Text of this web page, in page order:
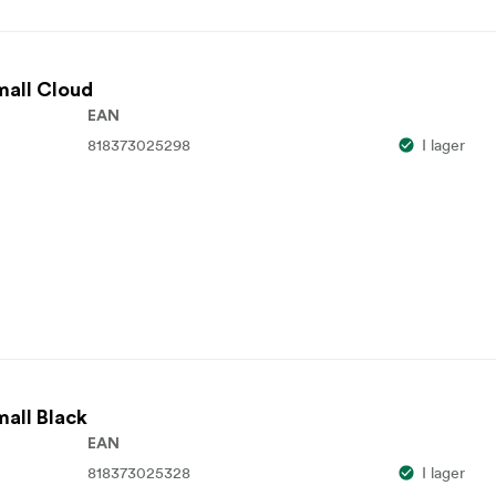
Cloud
EAN
818373025298 I lager
Black
EAN
818373025328 I lager